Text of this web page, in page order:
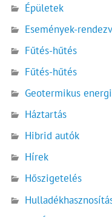
Épületek
Események-
Fűtés-hűtés
Fűtés-hűtés
Geotermikus
Háztartás
Hibrid autók
Hírek
Hőszigetelés